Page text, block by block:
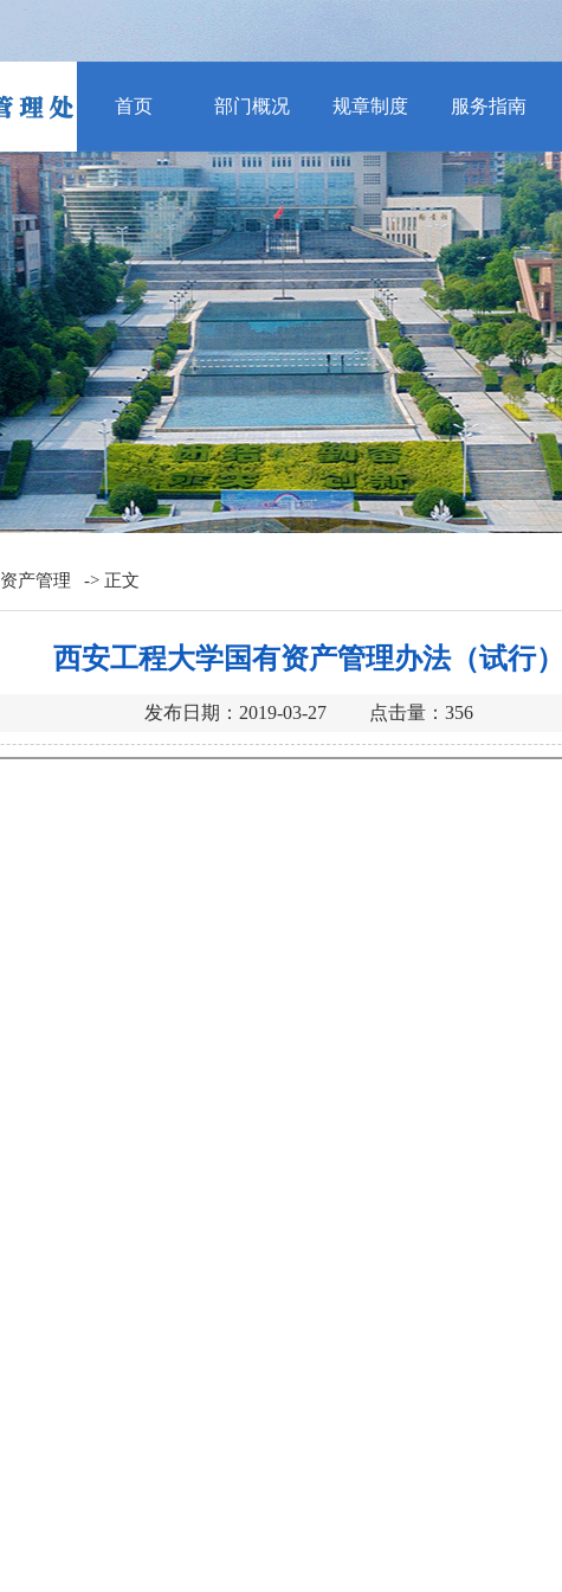
首页 部门概况 规章制度 服务指南
资产管理 -> 正文
西安工程大学国有资产管理办法（试行）
发布日期：2019-03-27 点击量： 356